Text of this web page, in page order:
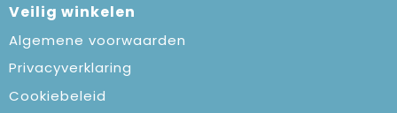
Veilig winkelen
Algemene voorwaarden
Privacyverklaring
Cookiebeleid